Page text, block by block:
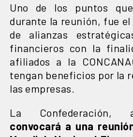
Uno de los puntos
durante la reunión, fue
de alianzas
financieros con la
afiliados a la
tengan beneficios por la
las empresas.
La Confederación,
convocará a una